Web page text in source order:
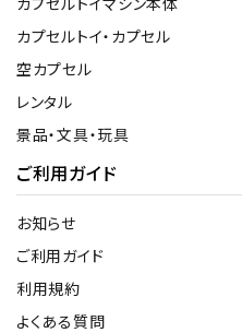
カプセルトイ・カプセル
空カプセル
レンタル
景品・文具・玩具
ご利用ガイド
お知らせ
ご利用ガイド
利用規約
よくある質問